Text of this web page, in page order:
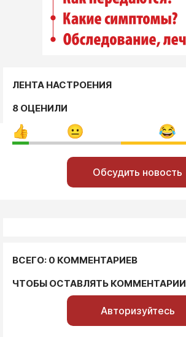
ЛЕНТА НАСТРОЕНИЯ
8 ОЦЕНИЛИ
Обсудить новость
ВСЕГО: 0 КОММЕНТАРИЕВ
ЧТОБЫ ОСТАВЛЯТЬ КОММЕНТАРИИ
Авторизуйтесь